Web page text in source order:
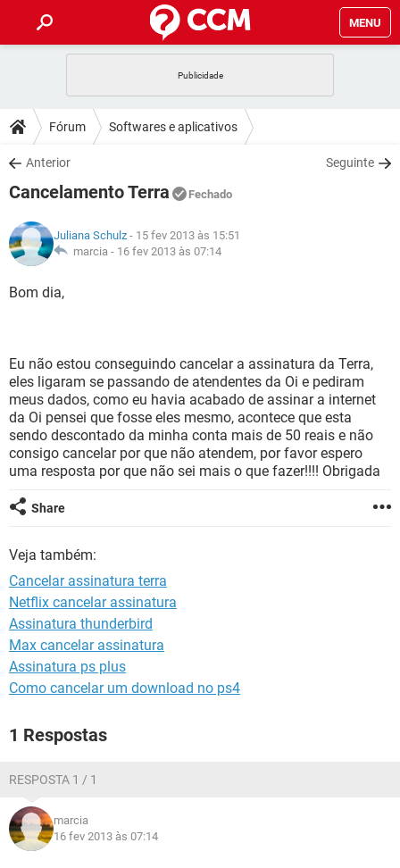
MENU
CELULAR FACEBOOK
OUTLOOK
INSTAGRAM GMAIL
GUIA DE COMPRAS
DICAS
JOGOS WHATSAPP
INSTAGRAM GMAIL
GUIA DE COMPRAS
DOWNLOADS
JOGOS WHATSAPP
CELULAR
OUTLOOK EXCEL
INSTAGRAM
JOGOS WHATSAPP
CELULAR
OUTLOOK
GUIA DE COMPRAS
GLOSSÁRIO
JOGOS
INSTAGRAM GMAIL
GUIA DE COMPRAS
Fórum Softwares e aplicativos
Anterior Seguinte
Cancelamento Terra Fechado
Juliana Schulz - 15 fev 2013 às 15:51
marcia - 16 fev 2013 às 07:14
Bom dia,
Eu não estou conseguindo cancelar a assinatura da Terra,
eles ligaram se passando de atendentes da Oi e pediram
meus dados, como eu havia acabado de assinar a internet
da Oi pensei que fosse eles mesmo, acontece que esta
sendo descontado da minha conta mais de 50 reais e não
consigo cancelar por que não atendem, por favor espero
uma resposta por que não sei mais o que fazer!!!! Obrigada
Share
Veja também:
Cancelar assinatura terra
Netflix cancelar assinatura
Assinatura thunderbird
Max cancelar assinatura
Assinatura ps plus
Como cancelar um download no ps4
1 Respostas
RESPOSTA 1 / 1
marcia
16 fev 2013 às 07:14